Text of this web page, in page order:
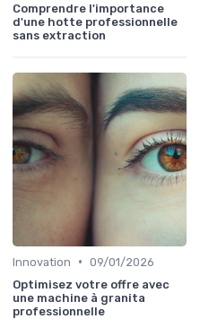
Comprendre l'importance
d'une hotte professionnelle
sans extraction
Innovation • 09/01/2026
Optimisez votre offre avec
une machine à granita
professionnelle